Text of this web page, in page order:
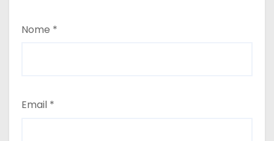
Nome *
Email *